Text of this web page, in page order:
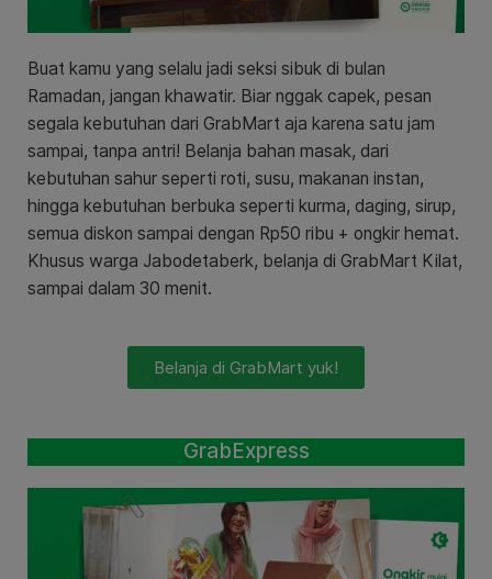
Buat kamu yang selalu jadi seksi sibuk di bulan
Ramadan, jangan khawatir. Biar nggak capek, pesan
segala kebutuhan dari GrabMart aja karena satu jam
sampai, tanpa antri! Belanja bahan masak, dari
kebutuhan sahur seperti roti, susu, makanan instan,
hingga kebutuhan berbuka seperti kurma, daging, sirup,
semua diskon sampai dengan Rp50 ribu + ongkir hemat.
Khusus warga Jabodetaberk, belanja di GrabMart Kilat,
sampai dalam 30 menit.
Belanja di GrabMart yuk!
GrabExpress